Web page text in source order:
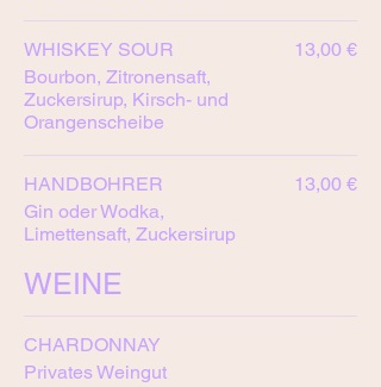
WHISKEY SOUR
Bourbon, Zitronensaft,
Zuckersirup, Kirsch- und
Orangenscheibe
13,00 €
HANDBOHRER
Gin oder Wodka,
Limettensaft, Zuckersirup
13,00 €
WEINE
CHARDONNAY
Privates Weingut